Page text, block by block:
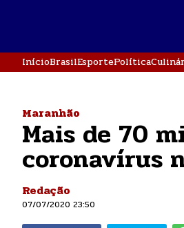
InícioBrasilEsportePolítica
Maranhão
Mais de 70
coronavírus
Redação
07/07/2020 23:50